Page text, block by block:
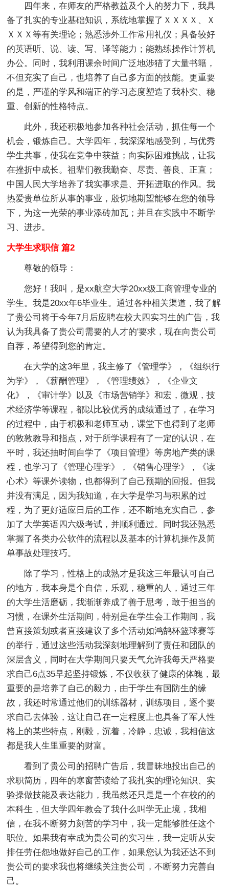
四年来，在师友的严格教益及个人的努力下，我具
备了扎实的专业基础知识，系统地掌握了ＸＸＸＸ、Ｘ
ＸＸＸ等有关理论；熟悉涉外工作常用礼仪；具备较好
的英语听、说、读、写、译等能力；能熟练操作计算机
办公。同时，我利用课余时间广泛地涉猎了大量书籍，
不但充实了自己，也培养了自己多方面的技能。更重要
的是，严谨的学风和端正的学习态度塑造了我朴实、稳
重、创新的性格特点。
此外，我还积极地参加各种社会活动，抓住每一个
机会，锻炼自己。大学四年，我深深地感受到，与优秀
学生共事，使我在竞争中获益；向实际困难挑战，让我
在挫折中成长。祖辈们教我勤奋、尽责、善良、正直；
中国人民大学培养了我实事求是、开拓进取的作风。我
热爱贵单位所从事的事业，殷切地期望能够在您的领导
下，为这一光荣的事业添砖加瓦；并且在实践中不断学
习、进步。
大学生求职信 篇2
尊敬的领导：
您好！我叫，是xx航空大学20xx级工商管理专业的
学生。我是20xx年6毕业生。通过各种相关渠道，我了解
了贵公司将于今年7月后应聘在校大四实习生的广告，我
认为我具备了贵公司需要的人才的'要求，现在向贵公司
自荐，希望得到您的肯定。
在大学的这3年里，我主修了《管理学》，《组织行
为学》，《薪酬管理》，《管理绩效》，《企业文
化》，《审计学》以及《市场营销学》和宏，微观，技
术经济学等课程，都以比较优秀的成绩通过了，在学习
的过程中，由于积极和老师互动，课堂下也得到了老师
的敦敦教导和指点，对于所学课程有了一定的认识，在
平时，我还抽时间自学了《项目管理》等房地产类的课
程，也学习了《管理心理学》，《销售心理学》，《读
心术》等课外读物，也都得到了自己预期的回报。但我
并没有满足，因为我知道，在大学是学习与积累的过
程，为了更好适应日后的工作，还不断地充实自己，参
加了大学英语四六级考试，并顺利通过。同时我还熟悉
掌握了各类办公软件的流程以及基本的计算机操作及简
单事故处理技巧。
除了学习，性格上的成熟才是我这三年最认可自己
的地方，我本身是个自信，乐观，稳重的人，通过三年
的大学生活磨砺，我渐渐养成了善于思考，敢于担当的
习惯，在课外生活期间，特别是在学生会工作期间，我
曾直接策划或者直接建议了多个活动如鸿鹄杯篮球赛等
的举行，通过这些活动我深刻地理解到了责任和团队的
深层含义，同时在大学期间只要天气允许我每天严格要
求自己6点35早起坚持锻炼，不仅收获了健康的体魄，最
重要的是培养了自己的毅力，由于学生有国防生的缘
故，我还时常通过他们的训练器材，训练项目，逐个要
求自己去体验，这让自己在一定程度上也具备了军人性
格上的某些特点，刚毅，沉着，冷静，忠诚，我相信这
都是我人生里重要的财富。
看到了贵公司的招聘广告后，我冒昧地投出自己的
求职简历，四年的寒窗苦读给了我扎实的理论知识、实
验操做技能及表达能力，我虽然还只是是一个在校的的
本科生，但大学四年教会了我什么叫学无止境，我相
信，在我不断努力刻苦的学习中，我一定能够胜任这个
职位。如果我有幸成为贵公司的实习生，我一定听从安
排任劳任怨地做好自己的工作，如果您认为我还达不到
贵公司的要求我也将继续关注贵公司，不断努力完善自
己。